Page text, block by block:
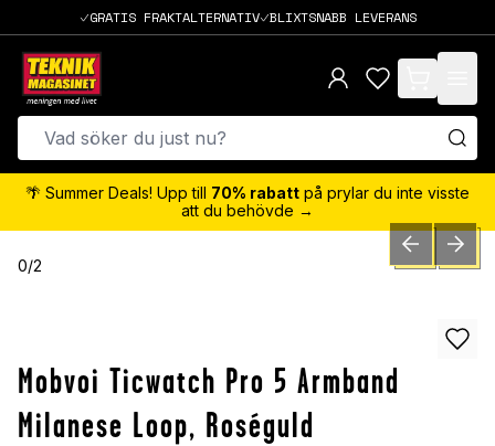
GRATIS FRAKTALTERNATIV BLIXTSNABB LEVERANS
items in cart,
🌴 Summer Deals! Upp till 70% rabatt på prylar du inte visste
att du behövde →
0/2 PREVIOUSNEXT
Mobvoi Ticwatch Pro 5 Armband
Milanese Loop, Roséguld